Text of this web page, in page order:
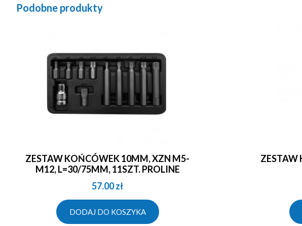
Podobne produkty
ZESTAW KOŃCÓWEK 10MM, XZN M5-
M12, L=30/75MM, 11SZT. PROLINE
57.00zł
DODAJ DO KOSZYKA
ZESTAW KOŃCÓWEK Z UCHWYTEM,